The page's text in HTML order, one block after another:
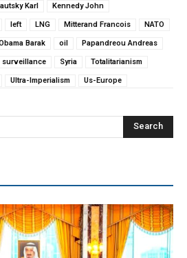
Karl Kennedy John
left LNG Mitterand Francois NATO
Barak oil Papandreou Andreas
surveillance Syria Totalitarianism
Ultra-Imperialism Us-Europe
Search